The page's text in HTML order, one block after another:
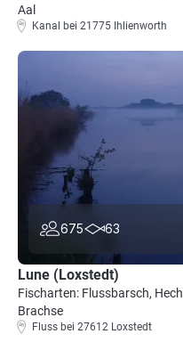
Aal
Kanal bei 21775 Ihlienworth
675 63
Lune (Loxstedt)
Fischarten: Flussbarsch,
Brachse
Fluss bei 27612 Loxstedt